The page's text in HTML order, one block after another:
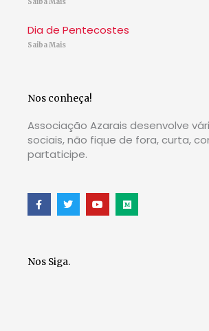
Dia de Pentecostes
Saiba Mais
Nos conheça!
Associação Azarais desenvolve
sociais, não fique de fora, curta,
partaticipe.
F
a
c
k
T
w
i
Y
o
u
M
e
d
Nos Siga.